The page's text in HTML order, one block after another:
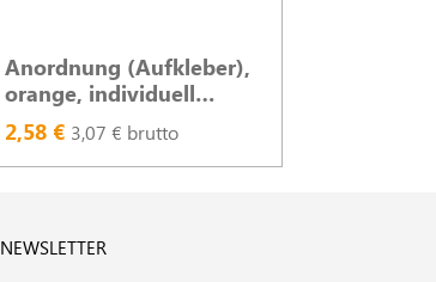
Anordnung (Aufkleber),
orange, individuell
bedruckbar, DIN A5
2,58 € 3,07 € brutto
NEWSLETTER